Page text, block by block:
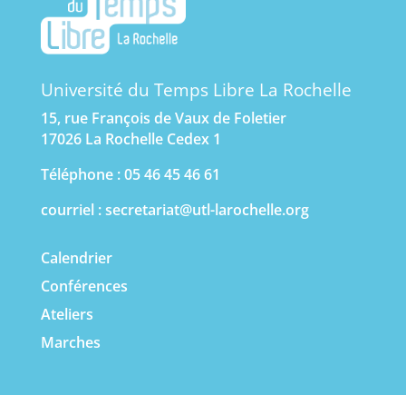
Université du Temps Libre La Rochelle
15, rue François de Vaux de Foletier
17026 La Rochelle Cedex 1
Téléphone : 05 46 45 46 61
courriel :secretariat@utl-larochelle.org
Calendrier
Conférences
Ateliers
Marches